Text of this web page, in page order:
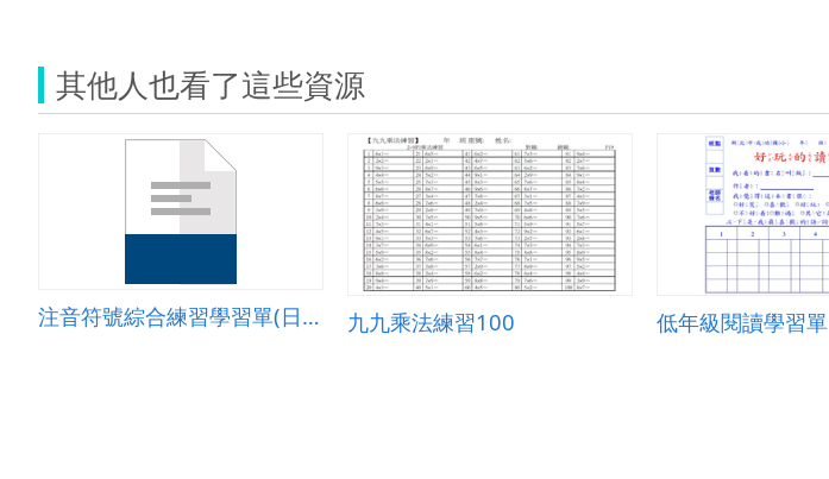
其他人也看了這些資源
注音符號綜合練習學習單(日常用品) 九九乘法練習100 低年級閱讀學習單